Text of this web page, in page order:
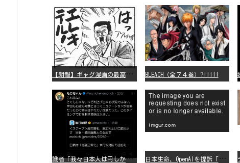
【
朗報】ギャグ漫画の最高傑作、「パタリロ」に決まる BLEACH（全７４巻）?!!!!!
識
者「我々日本人は円しか使っていないので円安になろうが問題ない」 日
本生命、OpenAIを提訴「ChatGPTが非弁行為」